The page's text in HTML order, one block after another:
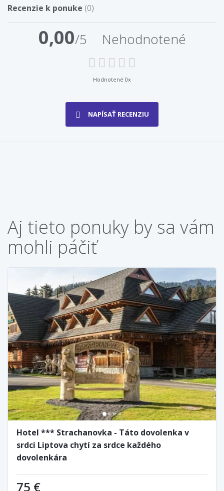
Recenzie k ponuke (0)
0,00/5 Nehodnotené
Hodnotené 0x
NAPÍSAŤ RECENZIU
Aj tieto ponuky by sa vám
mohli páčiť
Hotel *** Strachanovka - Táto dovolenka v
srdci Liptova chytí za srdce každého
dovolenkára
75 €